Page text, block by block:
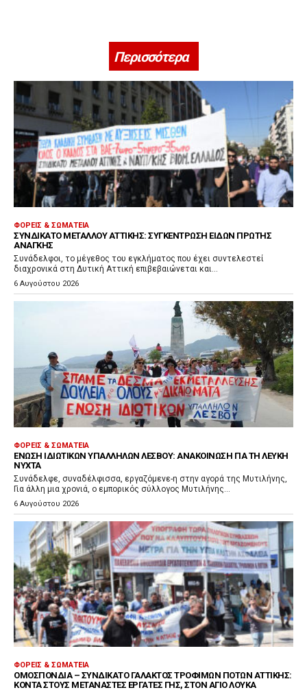
Περισσότερα
ΦΟΡΕΊΣ & ΣΩΜΑΤΕΊΑ
ΣΥΝΔΙΚΆΤΟ ΜΕΤΆΛΛΟΥ ΑΤΤΙΚΉΣ: ΣΥΓΚΈΝΤΡΩΣΗ ΕΙΔΏΝ ΠΡΏΤΗΣ
ΑΝΆΓΚΗΣ
Συνάδελφοι, το μέγεθος του εγκλήματος που έχει συντελεστεί
διαχρονικά στη Δυτική Αττική επιβεβαιώνεται και...
6 Αυγούστου 2026
ΦΟΡΕΊΣ & ΣΩΜΑΤΕΊΑ
ΈΝΩΣΗ ΙΔΙΩΤΙΚΏΝ ΥΠΑΛΛΉΛΩΝ ΛΈΣΒΟΥ: ΑΝΑΚΟΊΝΩΣΗ ΓΙΑ ΤΗ ΛΕΥΚΉ
ΝΎΧΤΑ
Συνάδελφε, συναδέλφισσα, εργαζόμενε-η στην αγορά της Μυτιλήνης,
Για άλλη μια χρονιά, ο εμπορικός σύλλογος Μυτιλήνης...
6 Αυγούστου 2026
ΦΟΡΕΊΣ & ΣΩΜΑΤΕΊΑ
ΟΜΟΣΠΟΝΔΊΑ – ΣΥΝΔΙΚΆΤΟ ΓΆΛΑΚΤΟΣ ΤΡΟΦΊΜΩΝ ΠΟΤΏΝ ΑΤΤΙΚΉΣ:
ΚΟΝΤΆ ΣΤΟΥΣ ΜΕΤΑΝΆΣΤΕΣ ΕΡΓΆΤΕΣ ΓΗΣ, ΣΤΟΝ ΆΓΙΟ ΛΟΥΚΆ